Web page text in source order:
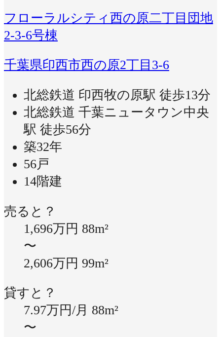
フローラルシティ西の原二丁目団地
2-3-6号棟
千葉県印西市西の原2丁目3-6
北総鉄道 印西牧の原駅 徒歩13分
北総鉄道 千葉ニュータウン中央
駅 徒歩56分
築32年
56戸
14階建
売ると？
1,696万円 88m²
〜
2,606万円 99m²
貸すと？
7.97万円/月 88m²
〜